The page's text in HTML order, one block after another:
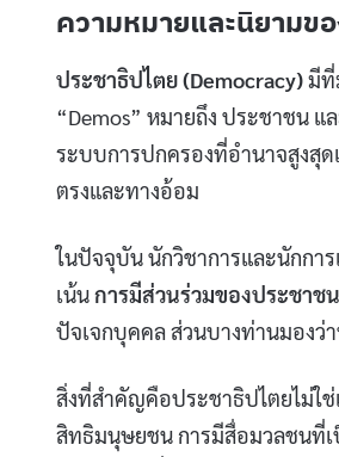
ความหมายและนิยามข
ประชาธิปไตย (Democracy)มีที่
“Demos” หมายถึง ประชาชน
ระบบการปกครองที่อำนาจสูงสุ
ตรงและทางอ้อม
ในปัจจุบัน นักวิชาการและนักกา
เน้นการมีส่วนร่วมของประชาชน
ปัจเจกบุคคล ส่วนบางท่านมอง
สิ่งที่สำคัญคือประชาธิปไตยไม่ใช่
สิทธิมนุษยชน การมีสื่อมวลชนที่เ